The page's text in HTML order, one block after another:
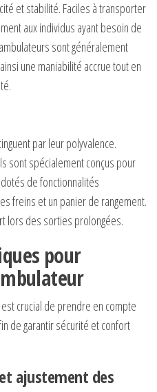
et stabilité. Faciles à transporter
aux individus ayant besoin de
sont généralement
une maniabilité accrue tout en
par leur polyvalence.
sont spécialement conçus pour
de fonctionnalités
freins et un panier de rangement.
lors des sorties prolongées.
pour
crucial de prendre en compte
de garantir sécurité et confort
ajustement des